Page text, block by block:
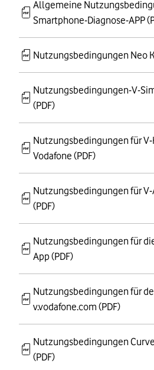
Allgemeine
Smartphone-Diagnose-APP
Nutzungsbedingungen Neo
Nutzungsbedingungen-V-
(PDF)
Nutzungsbedingungen für
Vodafone (PDF)
Nutzungsbedingungen für
(PDF)
Nutzungsbedingungen für
App (PDF)
Nutzungsbedingungen für
v.vodafone.com (PDF)
Nutzungsbedingungen
(PDF)